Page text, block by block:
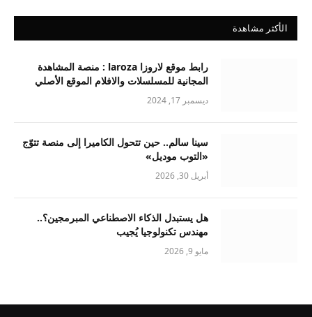
الأكثر مشاهدة
رابط موقع لاروزا laroza : منصة المشاهدة
المجانية للمسلسلات والافلام الموقع الأصلي
ديسمبر 17, 2024
سينا سالم.. حين تتحول الكاميرا إلى منصة تتوّج
«التوب موديل»
أبريل 30, 2026
هل يستبدل الذكاء الاصطناعي المبرمجين؟..
مهندس تكنولوجيا يُجيب
مايو 9, 2026